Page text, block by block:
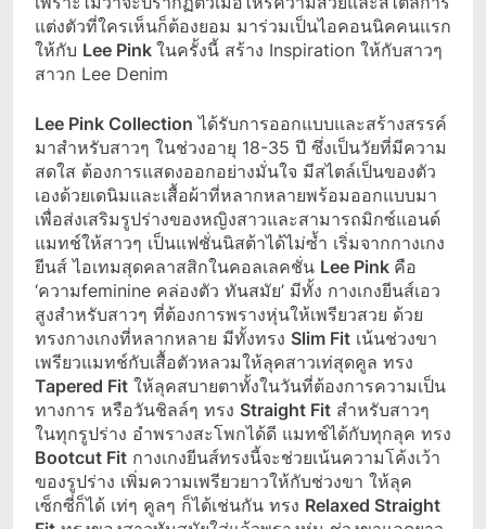
แต่งตัวที่ใครเห็นก็ต้องยอม มาร่วมเป็นไอคอนนิคคนแรก
ให้กับ Lee Pink ในครั้งนี้ สร้าง Inspiration ให้กับสาวๆ
สาวก Lee Denim
Lee Pink Collection ได้รับการออกแบบและสร้างสรรค์
มาสำหรับสาวๆ ในช่วงอายุ 18-35 ปี ซึ่งเป็นวัยที่มีความ
สดใส ต้องการแสดงออกอย่างมั่นใจ มีสไตล์เป็นของตัว
เองด้วยเดนิมและเสื้อผ้าที่หลากหลายพร้อมออกแบบมา
เพื่อส่งเสริมรูปร่างของหญิงสาวและสามารถมิกซ์แอนด์
แมทช์ให้สาวๆ เป็นแฟชั่นนิสต้าได้ไม่ซ้ำ เริ่มจากกางเกง
ยีนส์ ไอเทมสุดคลาสสิกในคอลเลคชั่น Lee Pink คือ
‘ความfeminine คล่องตัว ทันสมัย’ มีทั้ง กางเกงยีนส์เอว
สูงสำหรับสาวๆ ที่ต้องการพรางหุ่นให้เพรียวสวย ด้วย
ทรงกางเกงที่หลากหลาย มีทั้งทรง Slim Fit เน้นช่วงขา
เพรียวแมทช์กับเสื้อตัวหลวมให้ลุคสาวเท่สุดคูล ทรง
Tapered Fit ให้ลุคสบายตาทั้งในวันที่ต้องการความเป็น
ทางการ หรือวันชิลล์ๆ ทรง Straight Fit สำหรับสาวๆ
ในทุกรูปร่าง อำพรางสะโพกได้ดี แมทช์ได้กับทุกลุค ทรง
Bootcut Fit กางเกงยีนส์ทรงนี้จะช่วยเน้นความโค้งเว้า
ของรูปร่าง เพิ่มความเพรียวยาวให้กับช่วงขา ให้ลุค
เซ็กซี่ก็ได้ เท่ๆ คูลๆ ก็ได้เช่นกัน ทรง Relaxed Straight